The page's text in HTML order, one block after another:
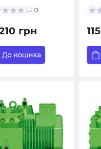
0
210 грн
До кошика